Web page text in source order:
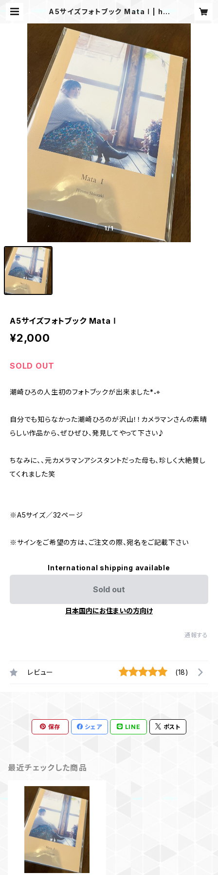
A5サイズフォトブック Mata Ⅰ | hir
1/1
A5サイズフォトブック Mata Ⅰ
¥2,000
SOLD OUT
潮崎ひろの人生初のフォトブックが出来ました*˖⌖
自分でも知らなかった潮崎ひろのが沢山！！カメラマンさんの素晴
らしい作品から、ぜひぜひ、発見してやって下さい♪
ちなみに、、元カメラマンアシスタントだった母も、珍しく大絶賛し
てくれました笑
※A5サイズ／32ページ
※サインをご希望の方は、ご注文の際、宛名をご記載下さい
International shipping available
Sold out
日本国内にお住まいの方向け
通報する
レビュー (18)
保存 シェア LINE ポスト
最近チェックした商品